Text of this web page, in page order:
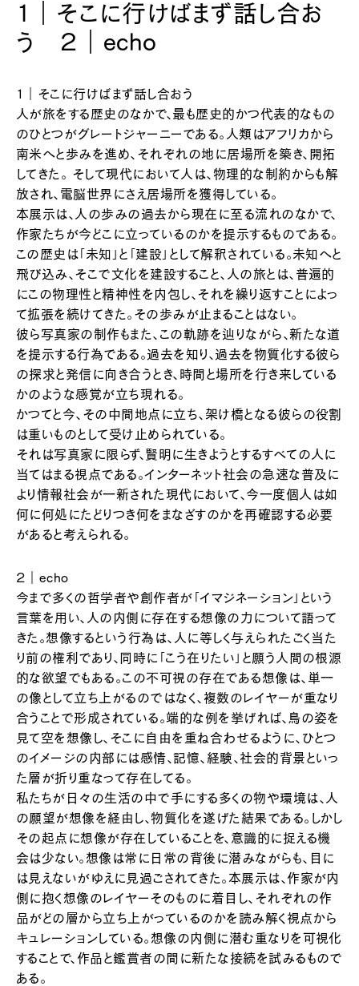
1｜そこに行けばまず話し合お
う ２｜echo
1｜そこに行けばまず話し合おう
人が旅をする歴史のなかで、最も歴史的かつ代表的なもの
のひとつがグレートジャーニーである。人類はアフリカから
南米へと歩みを進め、それぞれの地に居場所を築き、開拓
してきた。 そして現代において人は、物理的な制約からも解
放され、電脳世界にさえ居場所を獲得している。
本展示は、人の歩みの過去から現在に至る流れのなかで、
作家たちが今どこに立っているのかを提示するものである。
この歴史は「未知」と「建設」として解釈されている。未知へと
飛び込み、そこで文化を建設すること、人の旅とは、普遍的
にこの物理性と精神性を内包し、それを繰り返すことによっ
て拡張を続けてきた。その歩みが止まることはない。
彼ら写真家の制作もまた、この軌跡を辿りながら、新たな道
を提示する行為である。過去を知り、過去を物質化する彼ら
の探求と発信に向き合うとき、時間と場所を行き来している
かのような感覚が立ち現れる。
かつてと今、その中間地点に立ち、架け橋となる彼らの役割
は重いものとして受け止められている。
それは写真家に限らず、賢明に生きようとするすべての人に
当てはまる視点である。インターネット社会の急速な普及に
より情報社会が一新された現代において、今一度個人は如
何に何処にたどりつき何をまなざすのかを再確認する必要
があると考えられる。
２｜echo
今まで多くの哲学者や創作者が「イマジネーション」という
言葉を用い、人の内側に存在する想像の力について語って
きた。想像するという行為は、人に等しく与えられたごく当た
り前の権利であり、同時に「こう在りたい」と願う人間の根源
的な欲望でもある。この不可視の存在である想像は、単一
の像として立ち上がるのではなく、複数のレイヤーが重なり
合うことで形成されている。端的な例を挙げれば、鳥の姿を
見て空を想像し、そこに自由を重ね合わせるように、ひとつ
のイメージの内部には感情、記憶、経験、社会的背景といっ
た層が折り重なって存在してる。
私たちが日々の生活の中で手にする多くの物や環境は、人
の願望が想像を経由し、物質化を遂げた結果である。しかし
その起点に想像が存在していることを、意識的に捉える機
会は少ない。想像は常に日常の背後に潜みながらも、目に
は見えないがゆえに見過ごされてきた。本展示は、作家が内
側に抱く想像のレイヤーそのものに着目し、それぞれの作
品がどの層から立ち上がっているのかを読み解く視点から
キュレーションしている。想像の内側に潜む重なりを可視化
することで、作品と鑑賞者の間に新たな接続を試みるもので
ある。